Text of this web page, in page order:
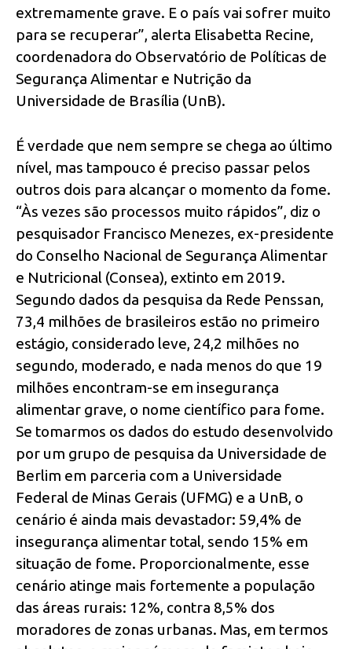
extremamente grave. E o país vai sofrer muito
para se recuperar”, alerta Elisabetta Recine,
coordenadora do Observatório de Políticas de
Segurança Alimentar e Nutrição da
Universidade de Brasília (UnB).
É verdade que nem sempre se chega ao último
nível, mas tampouco é preciso passar pelos
outros dois para alcançar o momento da fome.
“Às vezes são processos muito rápidos”, diz o
pesquisador Francisco Menezes, ex-presidente
do Conselho Nacional de Segurança Alimentar
e Nutricional (Consea), extinto em 2019.
Segundo dados da pesquisa da Rede Penssan,
73,4 milhões de brasileiros estão no primeiro
estágio, considerado leve, 24,2 milhões no
segundo, moderado, e nada menos do que 19
milhões encontram-se em insegurança
alimentar grave, o nome científico para fome.
Se tomarmos os dados do estudo desenvolvido
por um grupo de pesquisa da Universidade de
Berlim em parceria com a Universidade
Federal de Minas Gerais (UFMG) e a UnB, o
cenário é ainda mais devastador: 59,4% de
insegurança alimentar total, sendo 15% em
situação de fome. Proporcionalmente, esse
cenário atinge mais fortemente a população
das áreas rurais: 12%, contra 8,5% dos
moradores de zonas urbanas. Mas, em termos